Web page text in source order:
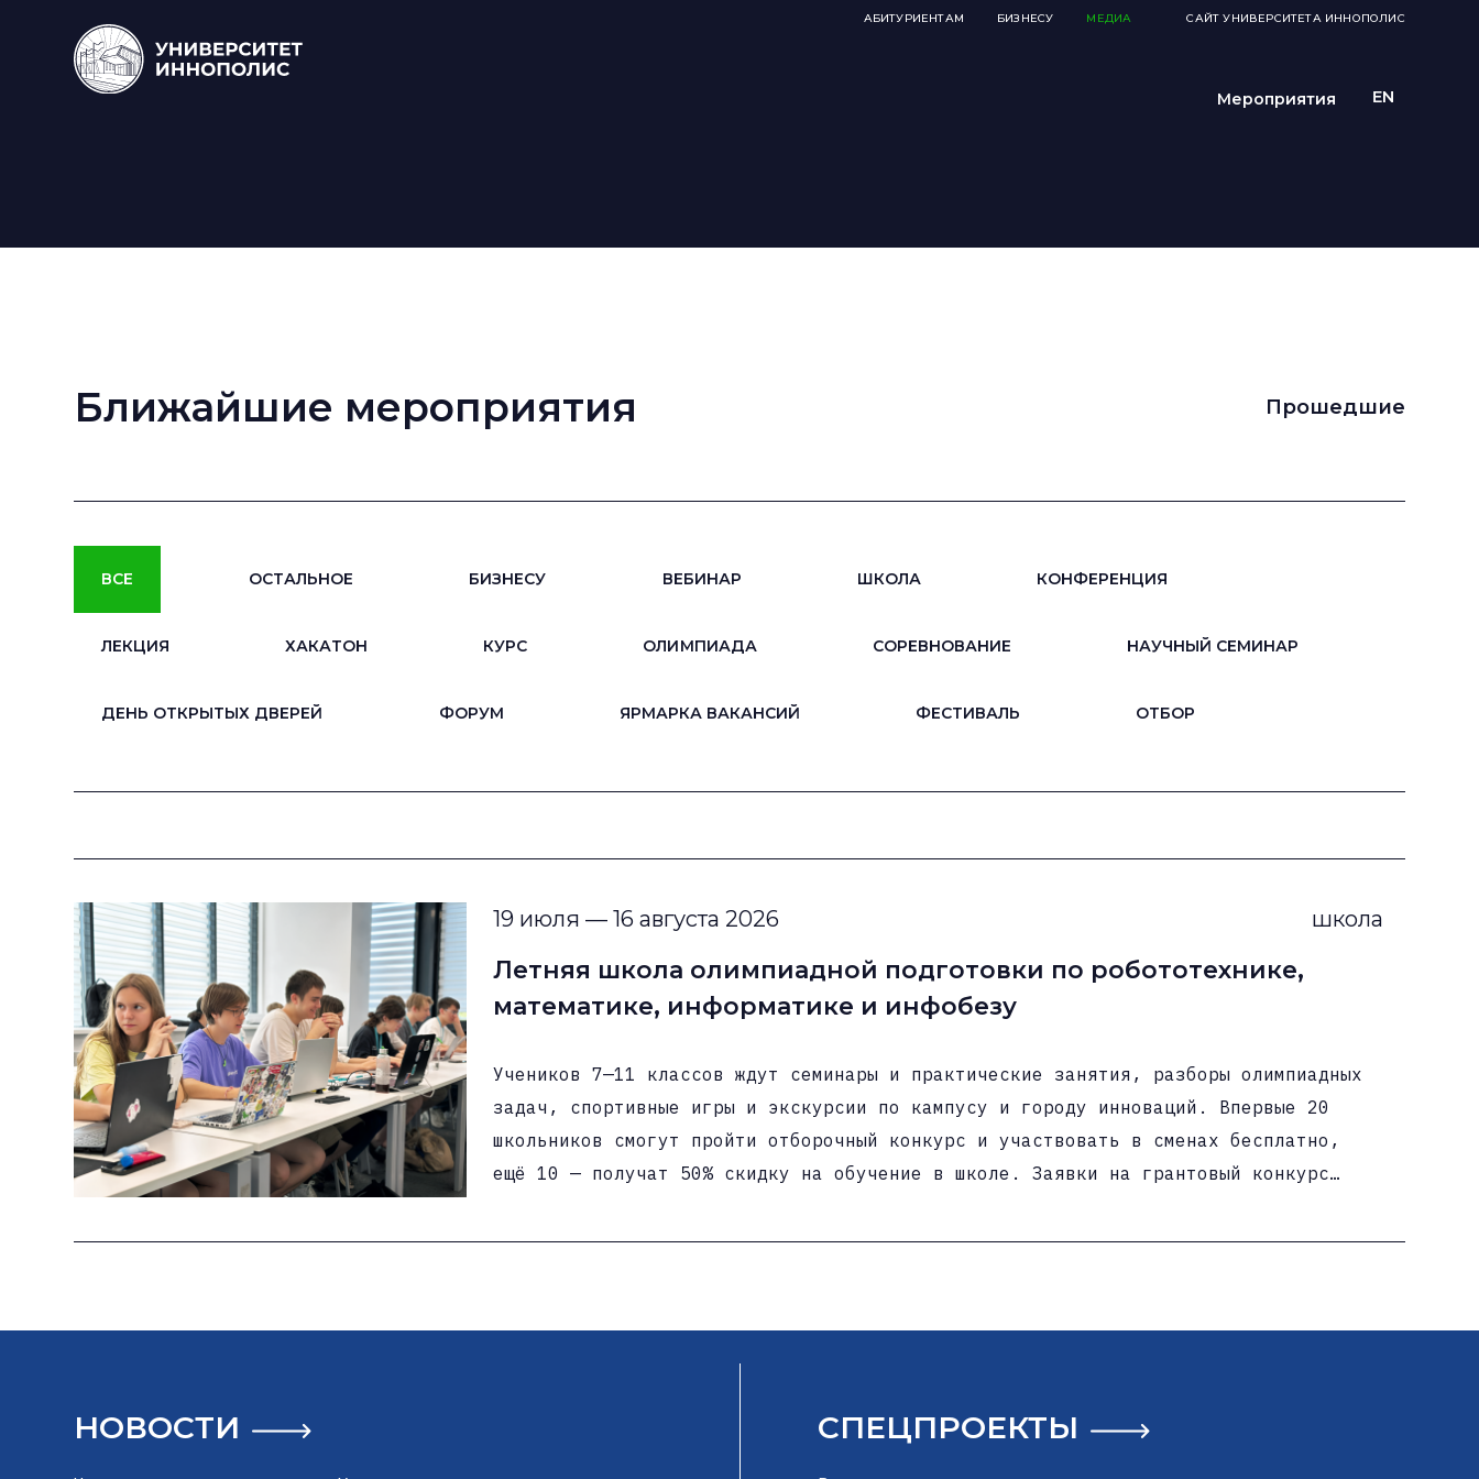
Ближайшие мероприятия Прошедшие
ВСЕ ОСТАЛЬНОЕ БИЗНЕСУ ВЕБИНАР ШКОЛА КОНФЕРЕНЦИЯ
ЛЕКЦИЯ ХАКАТОН КУРС ОЛИМПИАДА СОРЕВНОВАНИЕ НАУЧНЫЙ СЕМИНАР
ДЕНЬ ОТКРЫТЫХ ДВЕРЕЙ ФОРУМ ЯРМАРКА ВАКАНСИЙ ФЕСТИВАЛЬ ОТБОР
19 июля — 16 августа 2026 школа
Летняя школа олимпиадной подготовки по робототехнике,
математике, информатике и инфобезу
Учеников 7—11 классов ждут семинары и практические занятия, разборы олимпиадных
задач, спортивные игры и экскурсии по кампусу и городу инноваций. Впервые 20
школьников смогут пройти отборочный конкурс и участвовать в сменах бесплатно,
ещё 10 — получат 50% скидку на обучение в школе. Заявки на грантовый конкурс
пройдёт в Университете Иннополис в две смены: 19 июля — 1 августа и 3—16
других. В конце обучения пройдут математические бои и внутренняя олимпиада, где
НОВОСТИ СПЕЦПРОЕКТЫ
АБИТУРИЕНТАМ БИЗНЕСУ МЕДИА САЙТ УНИВЕРСИТЕТА ИННОПОЛИС
Мероприятия